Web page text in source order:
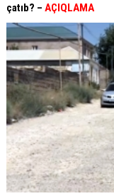
çatıb? – AÇIQLAMA